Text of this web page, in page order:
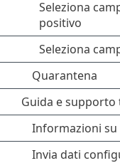
Seleziona
positivo
Seleziona
Quarantena
Guida e supporto
Informazioni su
Invia dati